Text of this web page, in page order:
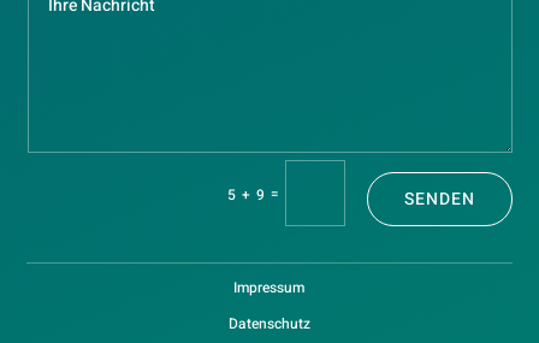
5 + 9 = SENDEN
Impressum
Datenschutz